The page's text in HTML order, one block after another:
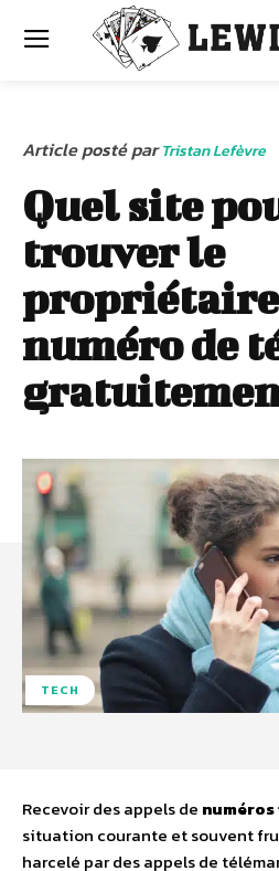
Article posté par Tristan Lefèvre
Quel site
trouver le
propriétaire
numéro de
TECH
Recevoir des appels de
situation courante et souvent
harcelé par des appels de